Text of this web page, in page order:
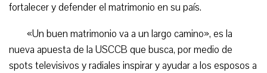
fortalecer y defender el matrimonio en su país.
«Un buen matrimonio va a un largo camino», es la
nueva apuesta de la USCCB que busca, por medio de
spots televisivos y radiales inspirar y ayudar a los esposos a